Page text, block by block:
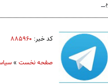
کد خبر: ۸۸۵۹۶۰
صفحه نخست»